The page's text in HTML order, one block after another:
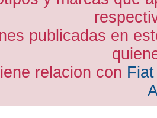
publicadas en
relacion con